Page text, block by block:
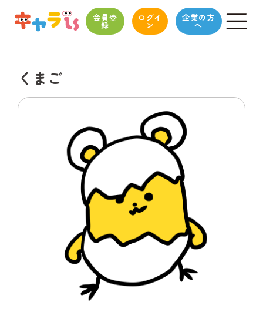
会員登
録
ログイ
ン
企業の方
へ
くまご